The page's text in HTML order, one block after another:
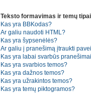
Teksto formavimas ir temų tipai
Kas yra BBKodas?
Ar galiu naudoti HTML?
Kas yra šypsenėlės?
Ar galiu į pranešimą įtraukti
Kas yra labai svarbūs
Kas yra svarbios temos?
Kas yra dažnos temos?
Kas yra užrakintos temos?
Kas yra temų piktogramos?